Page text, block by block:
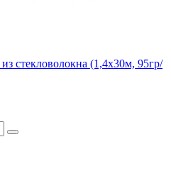
стекловолокна (1,4х30м, 95гр/